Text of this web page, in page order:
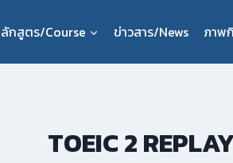
กสูตร/Course ข่าวสาร/News ภาพ
TOEIC 2